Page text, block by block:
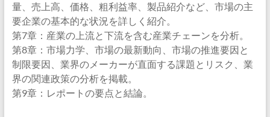
量、売上高、価格、粗利益率、製品紹介など、市場の主
要企業の基本的な状況を詳しく紹介。
第7章：産業の上流と下流を含む産業チェーンを分析。
第8章：市場力学、市場の最新動向、市場の推進要因と
制限要因、業界のメーカーが直面する課題とリスク、業
界の関連政策の分析を掲載。
第9章：レポートの要点と結論。